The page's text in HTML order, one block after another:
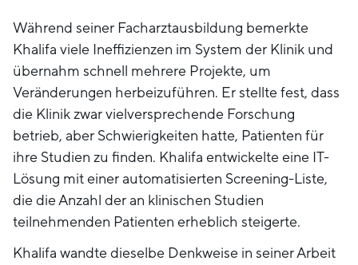
Während seiner Facharztausbildung bemerkte
Khalifa viele Ineffizienzen im System der Klinik und
übernahm schnell mehrere Projekte, um
Veränderungen herbeizuführen. Er stellte fest, dass
die Klinik zwar vielversprechende Forschung
betrieb, aber Schwierigkeiten hatte, Patienten für
ihre Studien zu finden. Khalifa entwickelte eine IT-
Lösung mit einer automatisierten Screening-Liste,
die die Anzahl der an klinischen Studien
teilnehmenden Patienten erheblich steigerte.
Khalifa wandte dieselbe Denkweise in seiner Arbeit